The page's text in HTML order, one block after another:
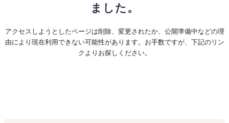
ました。
アクセスしようとしたページは削除、変更されたか、公開準備中などの理
由により現在利用できない可能性があります。お手数ですが、下記のリン
クよりお探しください。